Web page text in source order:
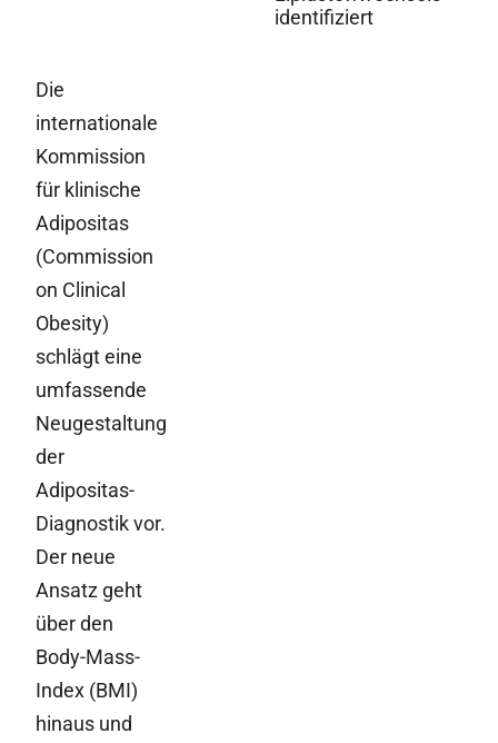
identifiziert
Die
internationale
Kommission
für klinische
Adipositas
(Commission
on Clinical
Obesity)
schlägt eine
umfassende
Neugestaltung
der
Adipositas-
Diagnostik vor.
Der neue
Ansatz geht
über den
Body-Mass-
Index (BMI)
hinaus und